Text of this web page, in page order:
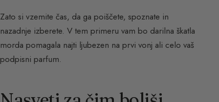
Zato si vzemite čas, da ga poiščete, spoznate in
nazadnje izberete. V tem primeru vam bo darilna škatla
morda pomagala najti ljubezen na prvi vonj ali celo vaš
podpisni parfum.